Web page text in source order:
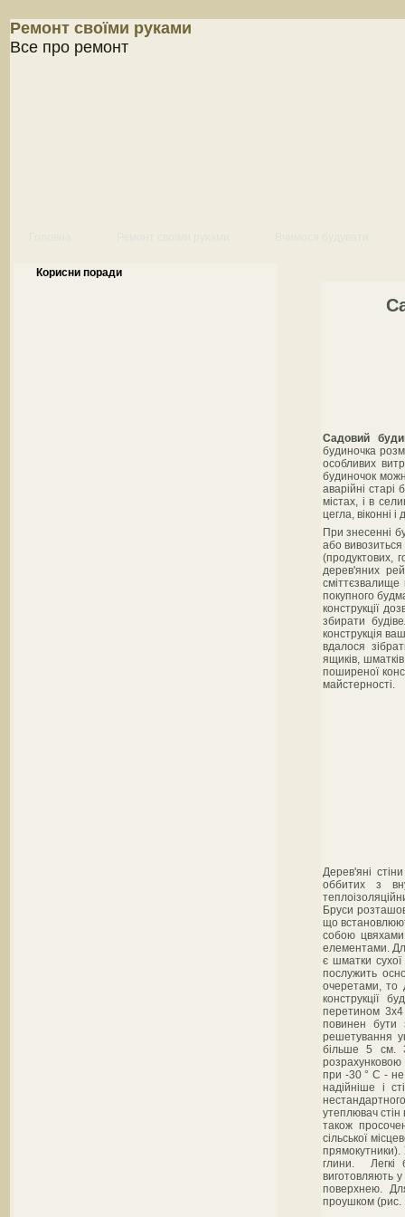
Ремонт своїми руками
Все про ремонт
Корисни поради
Садовий
будиночка
особливих
будиночок
аварійні старі
містах, і в
цегла, віконні і
При знесенні
або
(продуктових,
дерев'яних
покупного
конструкції
збирати
конструкція
вдалося
ящиків,
поширеної
майстерності.
Дерев'яні
оббитих з
Бруси
що
собою
елементами.
є шматки
послужить
очеретами, то
конструкції
перетином
повинен бути
решетування
більше 5 см.
при -30 ° С -
надійніше і
утеплювач стін
також
сільської
глини. Легкі
виготовляють
поверхнею.
проушком (рис.